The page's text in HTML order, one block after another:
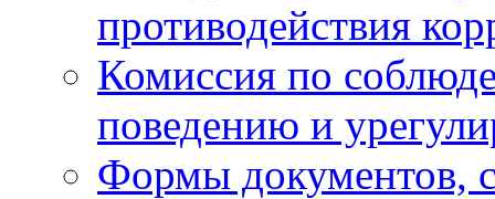
противодействия
Комиссия по
поведению и
Формы документов,